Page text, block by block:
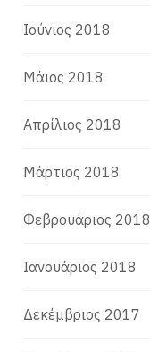
Ιούνιος 2018
Μάιος 2018
Απρίλιος 2018
Μάρτιος 2018
Φεβρουάριος 2018
Ιανουάριος 2018
Δεκέμβριος 2017